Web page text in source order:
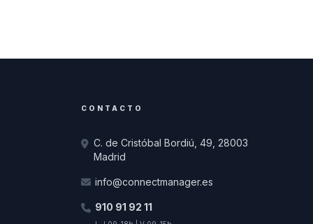
CONTACTO
C. de Cristóbal Bordiú, 49, 28003
Madrid
info@connectmanager.es
910 91 92 11